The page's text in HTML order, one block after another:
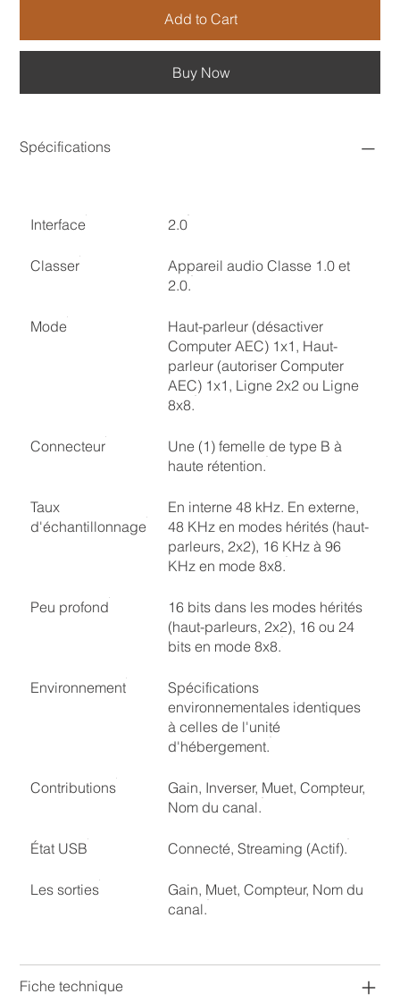
Add to Cart
Buy Now
Spécifications
Interface 2.0
Classer
Appareil audio Classe 1.0 et
2.0.
Mode
Haut-parleur (désactiver
Computer AEC) 1x1, Haut-
parleur (autoriser Computer
AEC) 1x1, Ligne 2x2 ou Ligne
8x8.
Connecteur
Une (1) femelle de type B à
haute rétention.
Taux
d'échantillonnage
En interne 48 kHz. En externe,
48 KHz en modes hérités (haut-
parleurs, 2x2), 16 KHz à 96
KHz en mode 8x8.
Peu profond
16 bits dans les modes hérités
(haut-parleurs, 2x2), 16 ou 24
bits en mode 8x8.
Environnement
Spécifications
environnementales identiques
à celles de l'unité
d'hébergement.
Contributions
Gain, Inverser, Muet, Compteur,
Nom du canal.
État USB Connecté, Streaming (Actif).
Les sorties
Gain, Muet, Compteur, Nom du
canal.
Fiche technique